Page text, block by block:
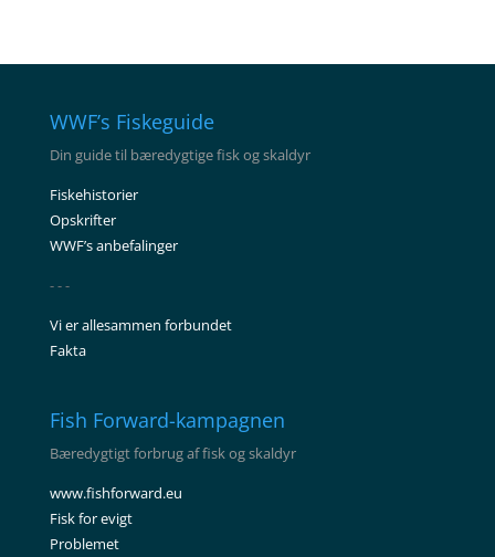
WWF’s Fiskeguide
Din guide til bæredygtige fisk og skaldyr
Fiskehistorier
Opskrifter
WWF’s anbefalinger
- - -
Vi er allesammen forbundet
Fakta
Fish Forward-kampagnen
Bæredygtigt forbrug af fisk og skaldyr
www.fishforward.eu
Fisk for evigt
Problemet